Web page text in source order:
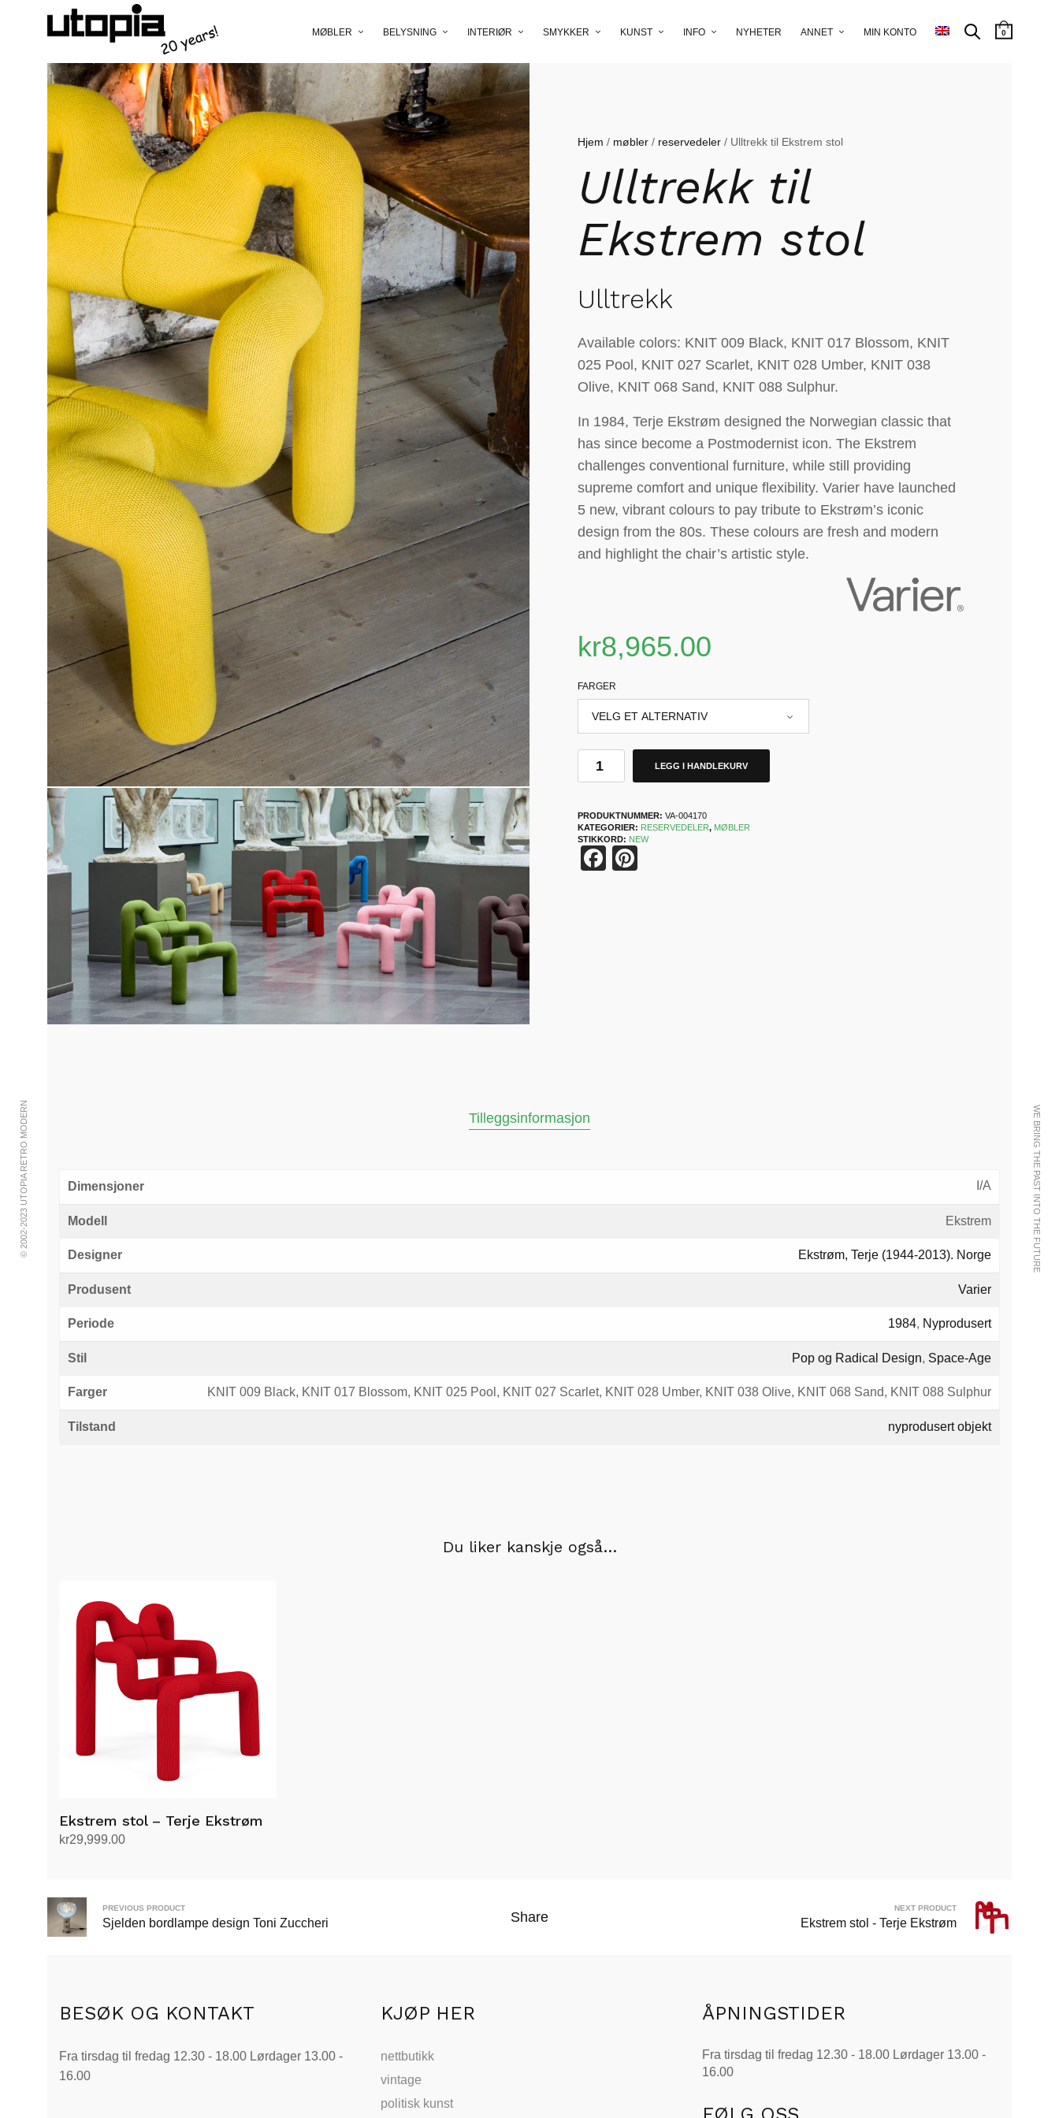
MØBLER BELYSNING INTERIØR SMYKKER KUNST INFO NYHETER ANNET MIN KONTO 0
© 2002-2023 UTOPIA RETRO MODERN WE BRING THE PAST INTO THE FUTURE
Hjem / møbler / reservedeler / Ulltrekk til Ekstrem stol
Ulltrekk til
Ekstrem stol
Ulltrekk
Available colors: KNIT 009 Black, KNIT 017 Blossom, KNIT
025 Pool, KNIT 027 Scarlet, KNIT 028 Umber, KNIT 038
Olive, KNIT 068 Sand, KNIT 088 Sulphur.
In 1984, Terje Ekstrøm designed the Norwegian classic that
has since become a Postmodernist icon. The Ekstrem
challenges conventional furniture, while still providing
supreme comfort and unique flexibility. Varier have launched
5 new, vibrant colours to pay tribute to Ekstrøm’s iconic
design from the 80s. These colours are fresh and modern
and highlight the chair’s artistic style.
kr8,965.00
FARGER
LEGG I HANDLEKURV
PRODUKTNUMMER:VA-004170
KATEGORIER: RESERVEDELER, MØBLER
STIKKORD: NEW
Facebook
Tilleggsinformasjon
Dimensjoner I/A
Modell Ekstrem
Designer Ekstrøm, Terje (1944-2013). Norge
Produsent Varier
Periode 1984, Nyprodusert
Stil Pop og Radical Design, Space-Age
Farger KNIT 009 Black, KNIT 017 Blossom, KNIT 025 Pool, KNIT 027 Scarlet, KNIT 028 Umber, KNIT 038 Olive, KNIT 068 Sand, KNIT 088 Sulphur
Tilstand nyprodusert objekt
Du liker kanskje også…
Ekstrem stol – Terje Ekstrøm
kr29,999.00
har
flere
velges
PREVIOUS PRODUCT
Sjelden bordlampe design Toni Zuccheri Share
NEXT PRODUCT
Ekstrem stol - Terje Ekstrøm
BESØK OG KONTAKT
Fra tirsdag til fredag 12.30 - 18.00 Lørdager 13.00 -
16.00
KJØP HER
nettbutikk
vintage
politisk kunst
ÅPNINGSTIDER
Fra tirsdag til fredag 12.30 - 18.00 Lørdager 13.00 -
16.00